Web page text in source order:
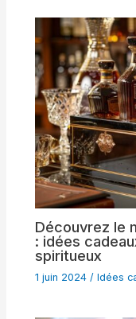
Découvrez le
: idées
spiritueux
1 juin 2024/Idées